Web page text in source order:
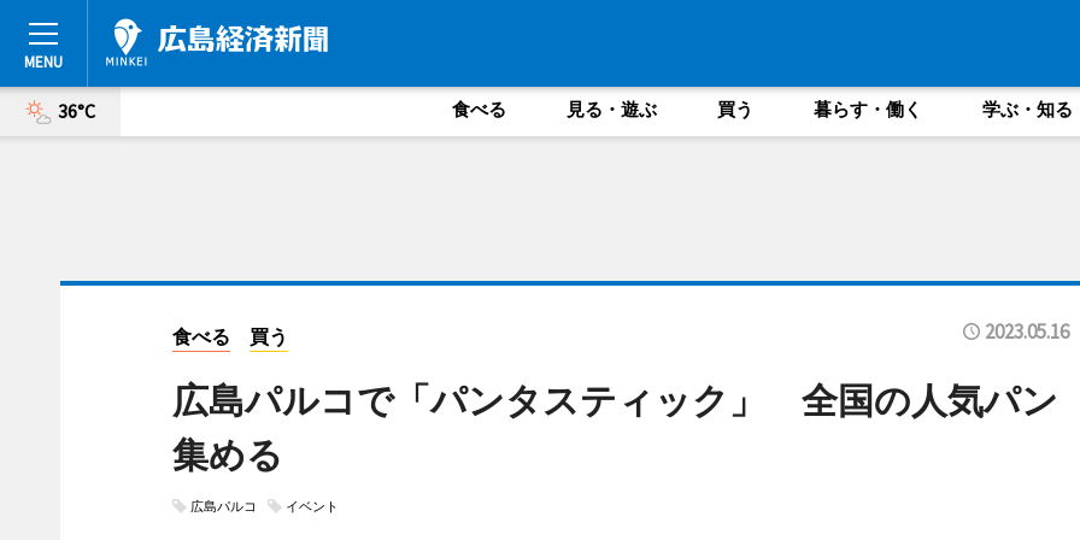
36°C 食べる 見る・遊ぶ 買う 暮らす・働く 学ぶ・知る
食べる 買う 2023.05.16
広島パルコで「パンタスティック」 全国の人気パン
集める
広島パルコ イベント